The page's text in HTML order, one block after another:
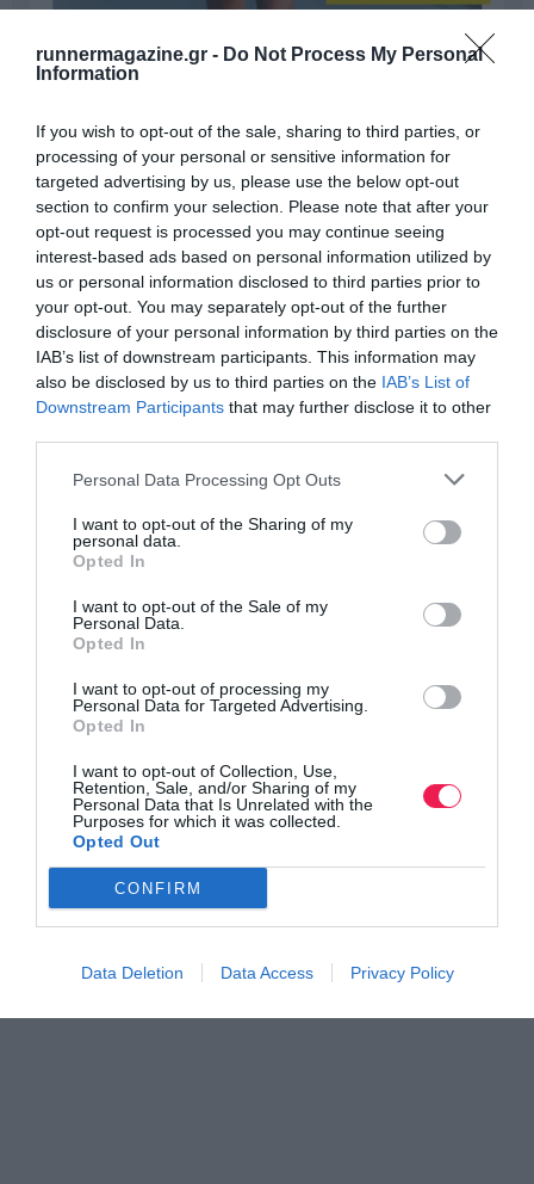
runnermagazine.gr - Do Not Process My Personal
Information
If you wish to opt-out of the sale, sharing to third parties, or
processing of your personal or sensitive information for
targeted advertising by us, please use the below opt-out
section to confirm your selection. Please note that after your
opt-out request is processed you may continue seeing
interest-based ads based on personal information utilized by
us or personal information disclosed to third parties prior to
your opt-out. You may separately opt-out of the further
disclosure of your personal information by third parties on the
IAB’s list of downstream participants. This information may
also be disclosed by us to third parties on the IAB’s List of
Downstream Participants that may further disclose it to other
Personal Data Processing Opt Outs
I want to opt-out of the Sharing of my
personal data.
Opted In
I want to opt-out of the Sale of my
Personal Data.
Opted In
I want to opt-out of processing my
Personal Data for Targeted Advertising.
Opted In
I want to opt-out of Collection, Use,
Retention, Sale, and/or Sharing of my
Personal Data that Is Unrelated with the
Purposes for which it was collected.
Opted Out
CONFIRM
Data Deletion Data Access Privacy Policy
Γίνε Συνδρομητής
Βρες το RUNNER!
Όλα τα Τεύχη